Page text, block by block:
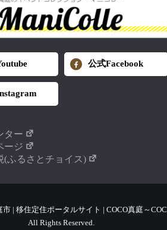
公式Facebook
ター
ージ
(ふるさとチョイス)
| 移住定住ポータルサイト | COCO真庭～
All Rights Reserved.